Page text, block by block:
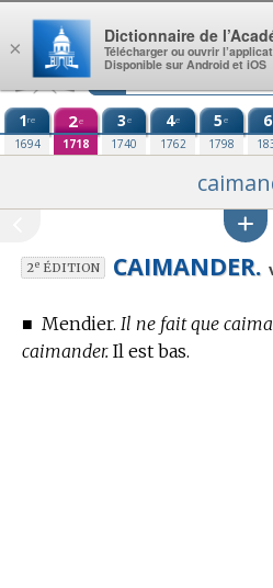
Aller au contenu
1re
1694
2e
1718
3e
1740
4e
1762
5e
1798
6
2eÉDITION CAIMANDER.
■ Mendier. Il ne fait que
caimander. Il est bas.
×
Dictionnaire de
Télécharger ou ouvrir
Disponible sur Android et iOS